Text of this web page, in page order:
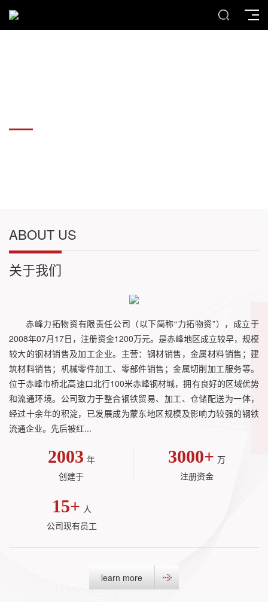
ABOUT US
关于我们
赤峰力拓物资有限责任公司（以下简称“力拓物资”），成立于
2008年07月17日，注册资金1200万元。是赤峰地区成立较早，规模
较大的钢材销售及加工企业。主营：钢材销售，金属材料销售；建
筑材料销售；机械零件加工、零部件销售；金属切削加工服务等。
位于赤峰市桥北高速口北行100米赤峰钢材城，拥有良好的区域优势
和流通环境。公司致力于整合钢铁贸易、加工、仓储配送为一体，
经过十余年的积淀，已发展成为蒙东地区规模及影响力较强的钢铁
流通企业。先后被红...
2003 年
创建于
3000+ 万
注册资金
15+ 人
公司现有员工
learn more